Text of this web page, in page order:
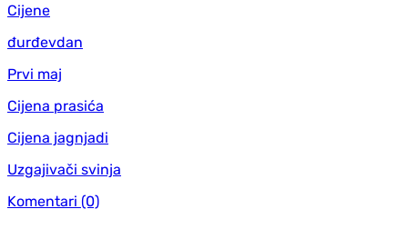
Cijene
đurđevdan
Prvi maj
Cijena prasića
Cijena jagnjadi
Uzgajivači svinja
Komentari (0)